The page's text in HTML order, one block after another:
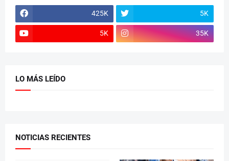
425K 5K
5K 35K
LO MÁS LEÍDO
NOTICIAS RECIENTES